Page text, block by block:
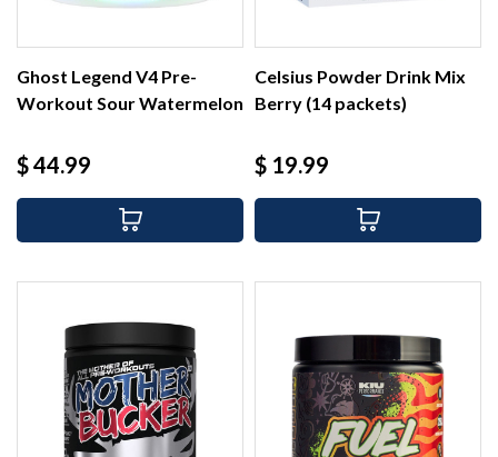
Ghost Legend V4 Pre-
Workout Sour Watermelon
Precio
$ 44.99
Celsius Powder Drink Mix
Berry (14 packets)
Precio
$ 19.99